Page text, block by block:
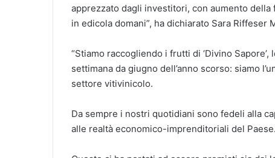
apprezzato dagli investitori, con aumento della
in edicola domani”, ha dichiarato Sara Riffeser
“Stiamo raccogliendo i frutti di ‘Divino
settimana da giugno dell’anno scorso: siamo
settore vitivinicolo.
Da sempre i nostri quotidiani sono fedeli alla
alle realtà economico-imprenditoriali del Paese.